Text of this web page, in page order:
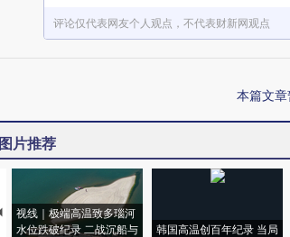
评论仅代表网友个人观点，不代表财新网观点
本篇文
图片推荐
视线｜极端高温致多瑙河
水位跌破纪录 二战沉船与
韩国高温创百年纪录 当局